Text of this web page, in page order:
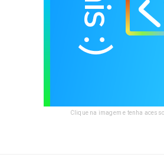
Clique na imagem e tenha